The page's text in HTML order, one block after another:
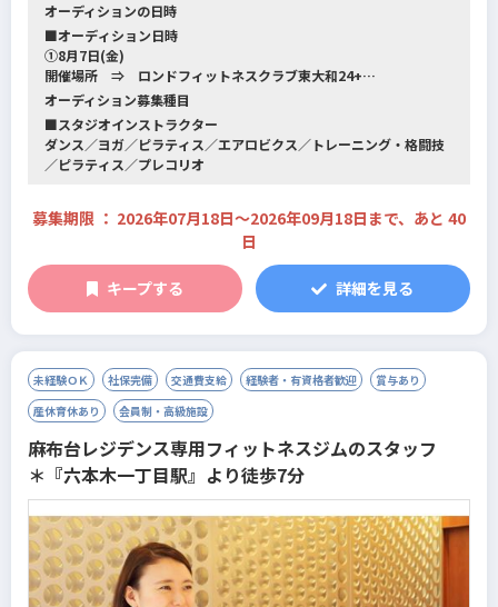
■オレンジロータス田無
東京都西東京市南町5-5-2 CUBE TANASHI4F
オーディションの日時
■オーディション日時
①8月7日(金)
開催場所 ⇒ ロンドフィットネスクラブ東大和24+
10:00-11:00 / 13:00-14:00
②8月29日(土)
開催場所 ⇒ オレンジロータス昭島
19:00-20:00
③9月17日(木)
開催場所 ⇒ ロンドフィットネスクラブ東村山
④9月19日(土)
開催場所 ⇒ オレンジロータス田無
19:00～20:00
⑤9月25日(金)
開催場所 ⇒ ロンドフィットネスクラブ東大和24+
10:00～11:00 / 13:00～14:00
⑥9月27日(日)
開催場所 ⇒ ロンドフィットネスクラブ東村山
18:30〜19:30
勤務希望店舗にかかわりなく、上記よりご都合の良い開催場所、日
程をお選びください。
定員は各回5名とし、定員になり次第締め切りとさせていただきま
す。
オーディション募集種目
■スタジオインストラクター
ダンス／ヨガ／ピラティス／エアロビクス／トレーニング・格闘技
／ピラティス／プレコリオ
募集期限 ： 2026年07月18日〜2026年09月18日まで、あと 40
日
キープする 詳細を見る
未経験ＯＫ 社保完備 交通費支給 経験者・有資格者歓迎
賞与あり
産休育休あり
会員制・高級施設
麻布台レジデンス専用フィットネスジムのスタッフ
＊『六本木一丁目駅』より徒歩7分